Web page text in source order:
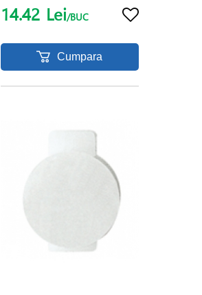
14.42 Lei/BUC
Cumpara